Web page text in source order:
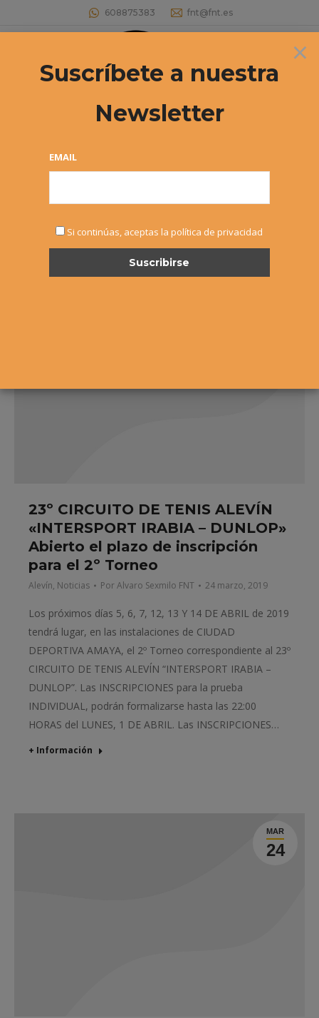
608875383 fnt@fnt.es
Buscar:
NOTICIAS
23º CIRCUITO DE TENIS ALEVÍN
«INTERSPORT IRABIA – DUNLOP»
Abierto el plazo de inscripción
para el 2º Torneo
Alevín, Noticias PorAlvaro Sexmilo FNT 24 marzo, 2019
Los próximos días 5, 6, 7, 12, 13 Y 14 DE ABRIL de 2019
tendrá lugar, en las instalaciones de CIUDAD
DEPORTIVA AMAYA, el 2º Torneo correspondiente al 23º
CIRCUITO DE TENIS ALEVÍN “INTERSPORT IRABIA –
DUNLOP”. Las INSCRIPCIONES para la prueba
INDIVIDUAL, podrán formalizarse hasta las 22:00
HORAS del LUNES, 1 DE ABRIL. Las INSCRIPCIONES…
+ Información
MAR
24
×
Suscríbete a nuestra
Newsletter
EMAIL
Si continúas, aceptas la política de privacidad